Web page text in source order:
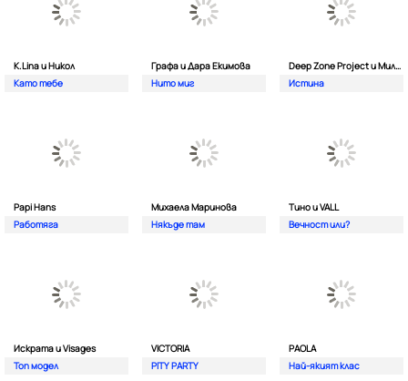
K.Lina и Никол
Като тебе
Графа и Дара Екимова
Нито миг
Deep Zone Project и Милена
Истина
Papi Hans
Работяга
Михаела Маринова
Някъде там
Тино и VALL
Вечност или?
Искрата и Visages
Топ модел
VICTORIA
PITY PARTY
PAOLA
Най-якият клас